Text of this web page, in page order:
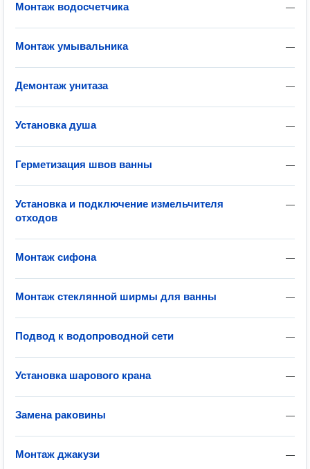
—
Монтаж водосчетчика
—
Монтаж умывальника
—
Демонтаж унитаза
—
Установка душа
—
Герметизация швов ванны
—
Установка и подключение измельчителя
отходов
—
Монтаж сифона
—
Монтаж стеклянной ширмы для ванны
—
Подвод к водопроводной сети
—
Установка шарового крана
—
Замена раковины
—
Монтаж джакузи